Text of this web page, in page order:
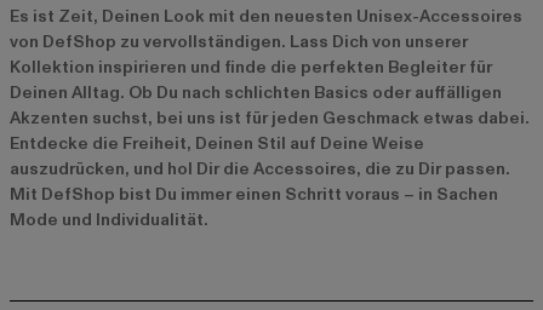
Es ist Zeit, Deinen Look mit den neuesten Unisex-Accessoires
von DefShop zu vervollständigen. Lass Dich von unserer
Kollektion inspirieren und finde die perfekten Begleiter für
Deinen Alltag. Ob Du nach schlichten Basics oder auffälligen
Akzenten suchst, bei uns ist für jeden Geschmack etwas dabei.
Entdecke die Freiheit, Deinen Stil auf Deine Weise
auszudrücken, und hol Dir die Accessoires, die zu Dir passen.
Mit DefShop bist Du immer einen Schritt voraus – in Sachen
Mode und Individualität.